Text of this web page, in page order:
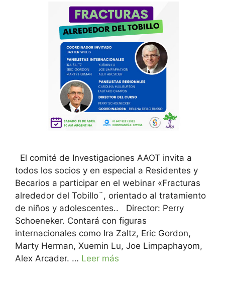
El comité de Investigaciones AAOT invita a
todos los socios y en especial a Residentes y
Becarios a participar en el webinar «Fracturas
alrededor del Tobillo¨, orientado al tratamiento
de niños y adolescentes.. Director: Perry
Schoeneker. Contará con figuras
internacionales como Ira Zaltz, Eric Gordon,
Marty Herman, Xuemin Lu, Joe Limpaphayom,
Alex Arcader. … Leer más